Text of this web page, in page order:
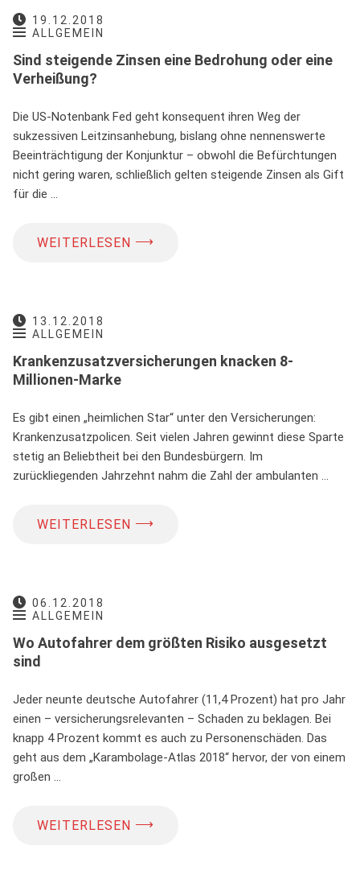
19.12.2018
ALLGEMEIN
Sind steigende Zinsen eine Bedrohung oder eine
Verheißung?
Die US-Notenbank Fed geht konsequent ihren Weg der
sukzessiven Leitzinsanhebung, bislang ohne nennenswerte
Beeinträchtigung der Konjunktur – obwohl die Befürchtungen
nicht gering waren, schließlich gelten steigende Zinsen als Gift
für die …
WEITERLESEN ⟶
13.12.2018
ALLGEMEIN
Krankenzusatzversicherungen knacken 8-
Millionen-Marke
Es gibt einen „heimlichen Star“ unter den Versicherungen:
Krankenzusatzpolicen. Seit vielen Jahren gewinnt diese Sparte
stetig an Beliebtheit bei den Bundesbürgern. Im
zurückliegenden Jahrzehnt nahm die Zahl der ambulanten …
WEITERLESEN ⟶
06.12.2018
ALLGEMEIN
Wo Autofahrer dem größten Risiko ausgesetzt
sind
Jeder neunte deutsche Autofahrer (11,4 Prozent) hat pro Jahr
einen – versicherungsrelevanten – Schaden zu beklagen. Bei
knapp 4 Prozent kommt es auch zu Personenschäden. Das
geht aus dem „Karambolage-Atlas 2018“ hervor, der von einem
großen …
WEITERLESEN ⟶